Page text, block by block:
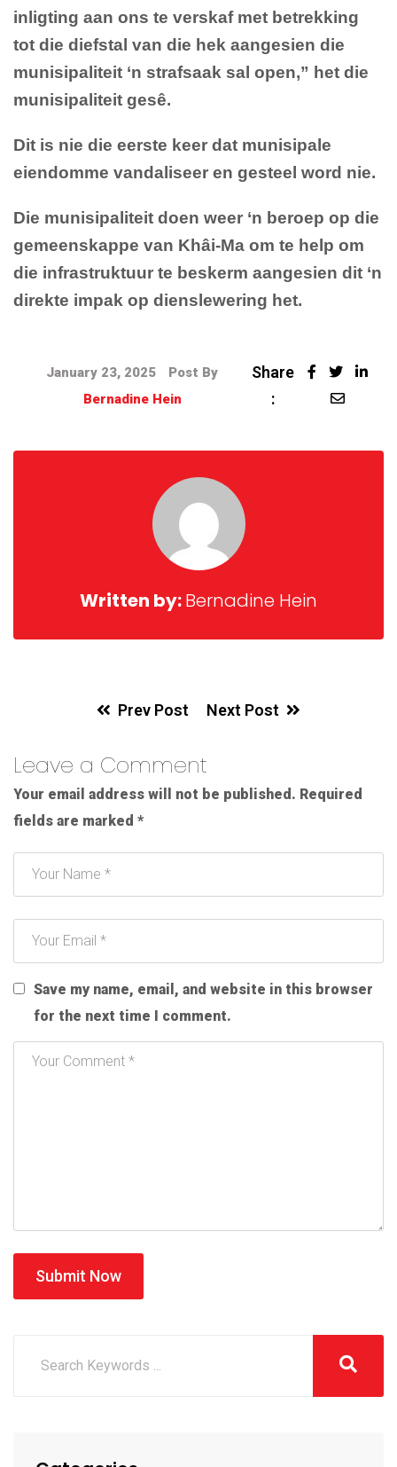
inligting aan ons te verskaf met betrekking
tot die diefstal van die hek aangesien die
munisipaliteit ‘n strafsaak sal open,” het die
munisipaliteit gesê.
Dit is nie die eerste keer dat munisipale
eiendomme vandaliseer en gesteel word nie.
Die munisipaliteit doen weer ‘n beroep op die
gemeenskappe van Khâi-Ma om te help om
die infrastruktuur te beskerm aangesien dit ‘n
direkte impak op dienslewering het.
January 23, 2025
Post By
Bernadine Hein
Share
:
Written by:Bernadine Hein
Prev Post Next Post
Leave a Comment
Your email address will not be published. Required
fields are marked *
Save my name, email, and website in this browser
for the next time I comment.
Submit Now